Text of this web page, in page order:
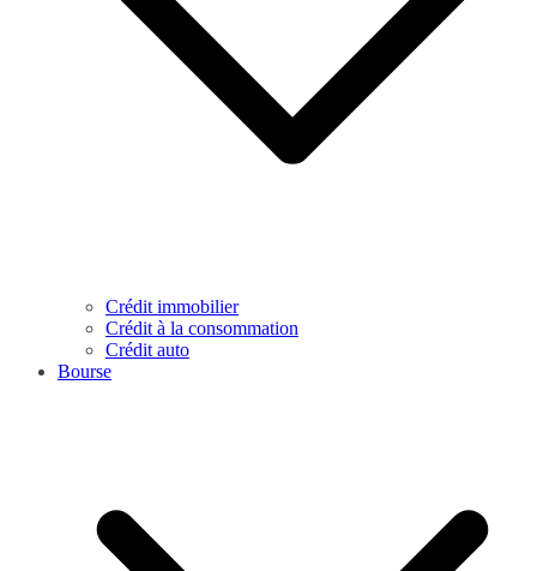
Crédit immobilier
Crédit à la consommation
Crédit auto
Bourse